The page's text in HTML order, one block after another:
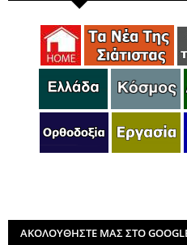
ΑΚΟΛΟΥΘΗΣΤΕ ΜΑΣ ΣΤΟ